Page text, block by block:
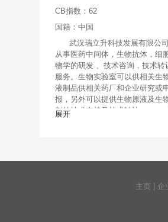
CB指数： 62
国籍： 中国
武汉瑞立升科技发展有限公
从事医药中间体，生物抗体，细
物学的研发 、技术咨询，技术转
服务。生物实验室可以供相关生
液制品供相关药厂和企业研究或
报，另外可以提供生物原液及生
剂的技术支持及技术转让。
保每个批次的产品均能符合客户
展开
主页 企